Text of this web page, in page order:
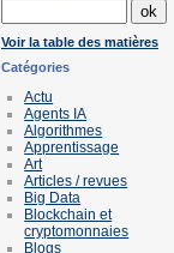
Voir la table des matières
Catégories
Actu
Agents IA
Algorithmes
Apprentissage
Art
Articles / revues
Big Data
Blockchain et
cryptomonnaies
Blogs